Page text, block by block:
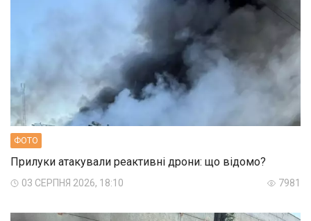
ФОТО
Прилуки атакували реактивні дрони: що відомо?
03 СЕРПНЯ 2026, 18:10 7981